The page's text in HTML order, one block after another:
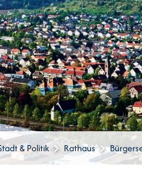
& Politik Rathaus